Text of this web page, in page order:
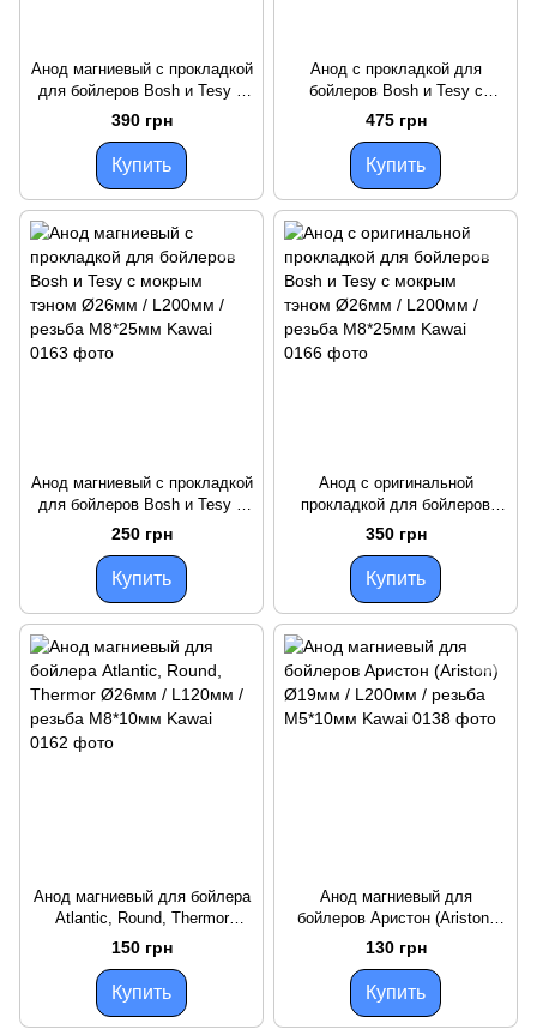
Анод магниевый с прокладкой
для бойлеров Bosh и Tesy с
мокрым тэном Ø26мм /
L400мм / резьба M8*25мм
Kawai
390 грн
Купить
Анод с прокладкой для
бойлеров Bosh и Tesy с
мокрым тэном Ø26мм /
L400мм / резьба M8*25мм
Kawai
475 грн
Купить
Анод магниевый с прокладкой
для бойлеров Bosh и Tesy с
мокрым тэном Ø26мм /
L200мм / резьба M8*25мм
Kawai
250 грн
Купить
Анод с оригинальной
прокладкой для бойлеров
Bosh и Tesy с мокрым тэном
Ø26мм / L200мм / резьба
M8*25мм Kawai
350 грн
Купить
Анод магниевый для бойлера
Atlantic, Round, Thermor
Ø26мм / L120мм / резьба
M8*10мм Kawai
150 грн
Купить
Анод магниевый для
бойлеров Аристон (Ariston)
Ø19мм / L200мм / резьба
M5*10мм Kawai
130 грн
Купить